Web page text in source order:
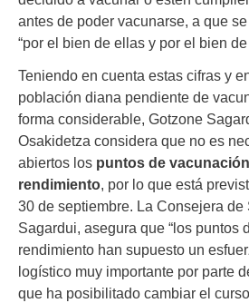
antes de poder vacunarse, a que
“por el bien de ellas y por el bien
Teniendo en cuenta estas cifras y
población diana pendiente de
forma considerable, Gotzone
Osakidetza considera que no es
abiertos los puntos de
rendimiento, por lo que está
30 de septiembre. La Consejera de
Sagardui, asegura que “los puntos
rendimiento han supuesto un
logístico muy importante por parte
que ha posibilitado cambiar el